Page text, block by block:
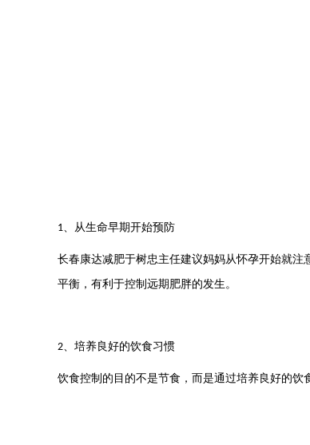
1、 从生命早期开始预防
长春康达减肥于树忠主任建议妈妈从怀孕开始就注
平衡，有利于控制远期肥胖的发生。
2、 培养良好的饮食习惯
饮食控制的目的不是节食，而是通过培养良好的饮